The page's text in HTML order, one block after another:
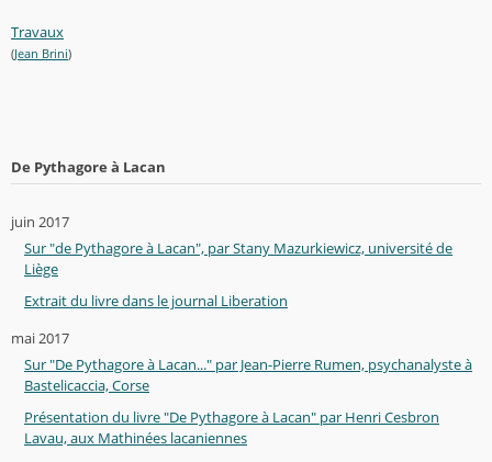
Travaux
(Jean Brini)
De Pythagore à Lacan
juin 2017
Sur "de Pythagore à Lacan", par Stany Mazurkiewicz, université de
Liège
Extrait du livre dans le journal Liberation
mai 2017
Sur "De Pythagore à Lacan..." par Jean-Pierre Rumen, psychanalyste à
Bastelicaccia, Corse
Présentation du livre "De Pythagore à Lacan" par Henri Cesbron
Lavau, aux Mathinées lacaniennes